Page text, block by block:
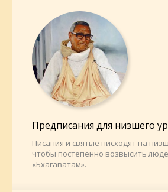
Предписания для низшего
Писания и святые нисходят на
чтобы постепенно возвысить
«Бхагаватам».